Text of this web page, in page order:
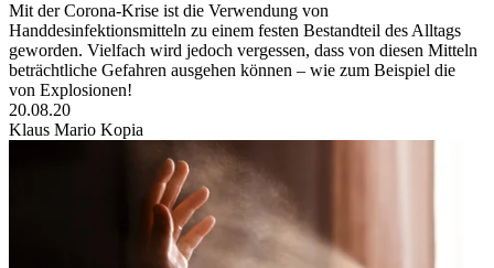
Mit der Corona-Krise ist die Verwendung von
Handdesinfektionsmitteln zu einem festen Bestandteil des Alltags
geworden. Vielfach wird jedoch vergessen, dass von diesen Mitteln
beträchtliche Gefahren ausgehen können – wie zum Beispiel die
von Explosionen!
20.08.20
Klaus Mario Kopia